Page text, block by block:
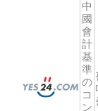
中
國
會
計
基
準
の
コ
ン